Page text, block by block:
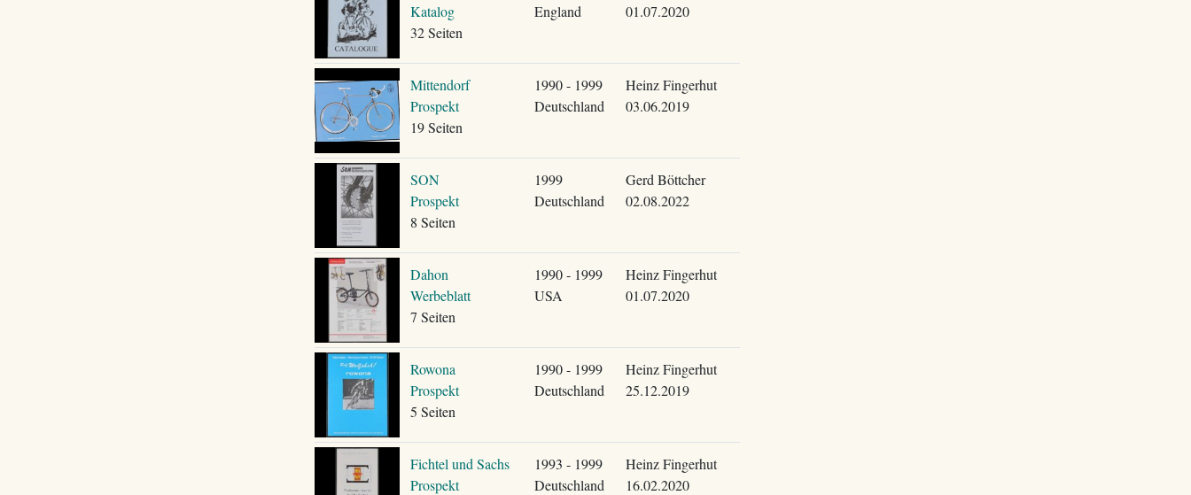
Katalog
32 Seiten
England
01.07.2020
Mittendorf
Prospekt
19 Seiten
1990 - 1999
Deutschland
Heinz Fingerhut
03.06.2019
SON
Prospekt
8 Seiten
1999
Deutschland
Gerd Böttcher
02.08.2022
Dahon
Werbeblatt
7 Seiten
1990 - 1999
USA
Heinz Fingerhut
01.07.2020
Rowona
Prospekt
5 Seiten
1990 - 1999
Deutschland
Heinz Fingerhut
25.12.2019
Fichtel und Sachs
Prospekt
1993 - 1999
Deutschland
Heinz Fingerhut
16.02.2020